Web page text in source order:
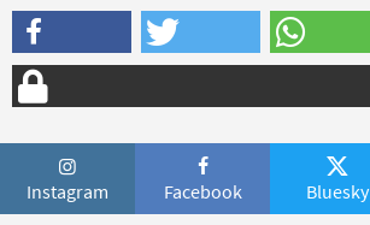
Instagram Facebook Bluesky